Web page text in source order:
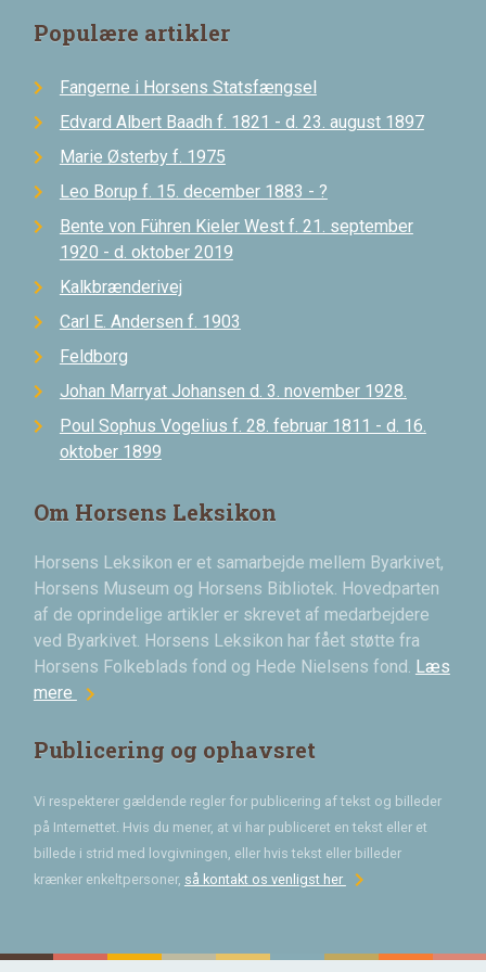
Populære artikler
Fangerne i Horsens Statsfængsel
Edvard Albert Baadh f. 1821 - d. 23. august 1897
Marie Østerby f. 1975
Leo Borup f. 15. december 1883 - ?
Bente von Führen Kieler West f. 21. september
1920 - d. oktober 2019
Kalkbrænderivej
Carl E. Andersen f. 1903
Feldborg
Johan Marryat Johansen d. 3. november 1928.
Poul Sophus Vogelius f. 28. februar 1811 - d. 16.
oktober 1899
Om Horsens Leksikon
Horsens Leksikon er et samarbejde mellem Byarkivet,
Horsens Museum og Horsens Bibliotek. Hovedparten
af de oprindelige artikler er skrevet af medarbejdere
ved Byarkivet. Horsens Leksikon har fået støtte fra
Horsens Folkeblads fond og Hede Nielsens fond. Læs
mere chevron_right
Publicering og ophavsret
Vi respekterer gældende regler for publicering af tekst og billeder
på Internettet. Hvis du mener, at vi har publiceret en tekst eller et
billede i strid med lovgivningen, eller hvis tekst eller billeder
krænker enkeltpersoner, så kontakt os venligst herchevron_right